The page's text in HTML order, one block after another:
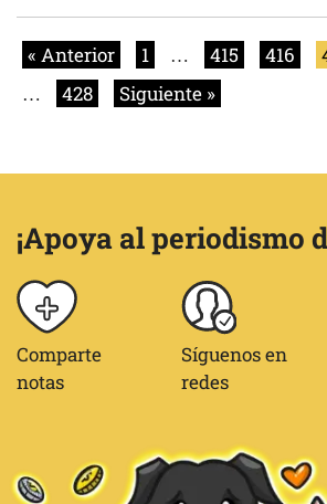
« Anterior 1 … 415 416
…
428 Siguiente »
¡Apoya al periodismo
Comparte
notas
Síguenos en
redes